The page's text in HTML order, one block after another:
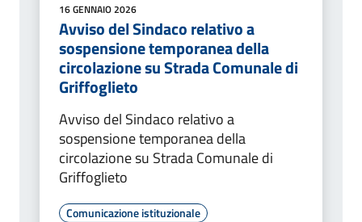
16 GENNAIO 2026
Avviso del Sindaco relativo a
sospensione temporanea della
circolazione su Strada Comunale di
Griffoglieto
Avviso del Sindaco relativo a
sospensione temporanea della
circolazione su Strada Comunale di
Griffoglieto
Comunicazione istituzionale